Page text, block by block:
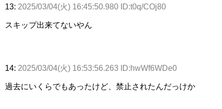
13: 2025/03/04(火) 16:45:50.980 ID:t0q/COj80
スキップ出来てないやん
14: 2025/03/04(火) 16:53:56.263 ID:hwWf6WDe0
過去にいくらでもあったけど、禁止されたんだっけか